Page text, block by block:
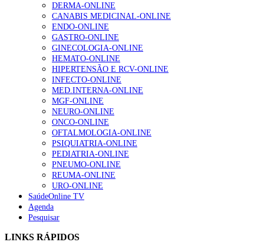
DERMA-ONLINE
CANABIS MEDICINAL-ONLINE
ENDO-ONLINE
GASTRO-ONLINE
GINECOLOGIA-ONLINE
HEMATO-ONLINE
HIPERTENSÃO E RCV-ONLINE
INFECTO-ONLINE
MED.INTERNA-ONLINE
MGF-ONLINE
NEURO-ONLINE
ONCO-ONLINE
OFTALMOLOGIA-ONLINE
PSIQUIATRIA-ONLINE
PEDIATRIA-ONLINE
PNEUMO-ONLINE
REUMA-ONLINE
URO-ONLINE
SaúdeOnline TV
Agenda
Pesquisar
LINKS RÁPIDOS